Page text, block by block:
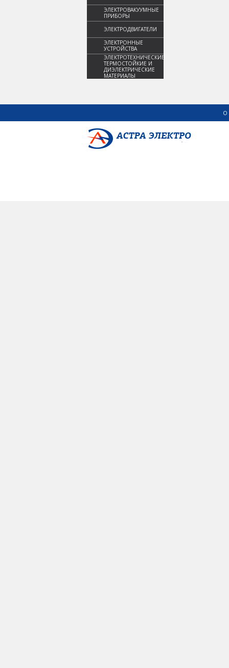
ЭЛЕКТРОВАКУУМНЫЕ
ПРИБОРЫ
ЭЛЕКТРОДВИГАТЕЛИ
ЭЛЕКТРОННЫЕ
УСТРОЙСТВА
ЭЛЕКТРОТЕХНИЧЕСКИЕ,
ТЕРМОСТОЙКИЕ И
ДИЭЛЕКТРИЧЕСКИЕ
МАТЕРИАЛЫ